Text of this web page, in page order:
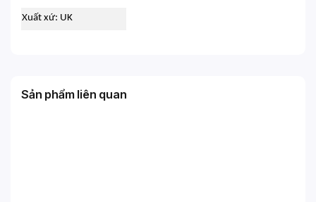
Xuất xứ: UK
Sản phẩm liên quan